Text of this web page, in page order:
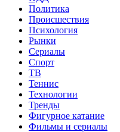
Политика
Происшествия
Психология
Рынки
Сериалы
Спорт
ТВ
Теннис
Технологии
Тренды
Фигурное катание
Фильмы и сериалы